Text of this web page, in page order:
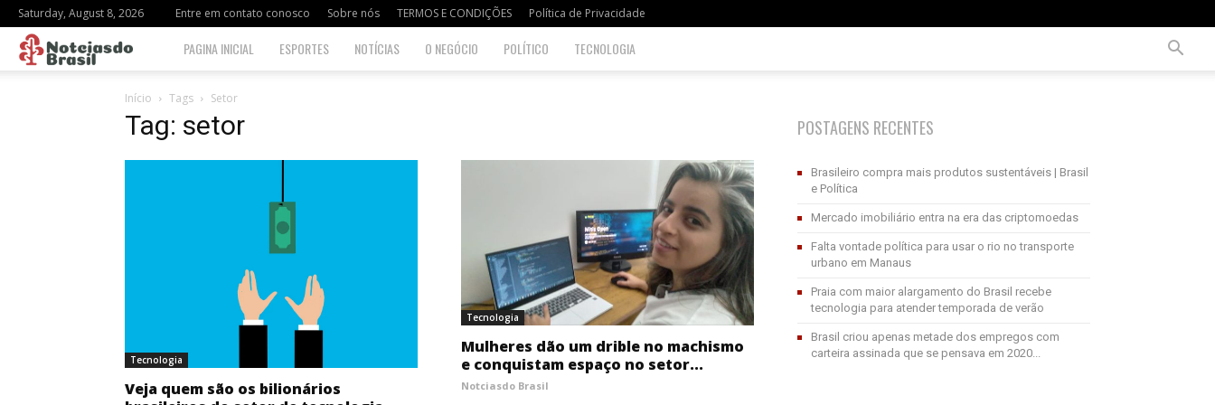
Saturday, August 8, 2026 Entre em contato conosco Sobre nós TERMOS E CONDIÇÕES Política de Privacidade
Notciasdo
Brasil
PAGINA INICIAL ESPORTES NOTÍCIAS O NEGÓCIO POLÍTICO TECNOLOGIA
Início Tags Setor
Tag: setor
Tecnologia
Veja quem são os bilionários
Tecnologia
Mulheres dão um drible no machismo
e conquistam espaço no setor...
Notciasdo Brasil
POSTAGENS RECENTES
Brasileiro compra mais produtos sustentáveis | Brasil
e Política
Mercado imobiliário entra na era das criptomoedas
Falta vontade política para usar o rio no transporte
urbano em Manaus
Praia com maior alargamento do Brasil recebe
tecnologia para atender temporada de verão
Brasil criou apenas metade dos empregos com
carteira assinada que se pensava em 2020...